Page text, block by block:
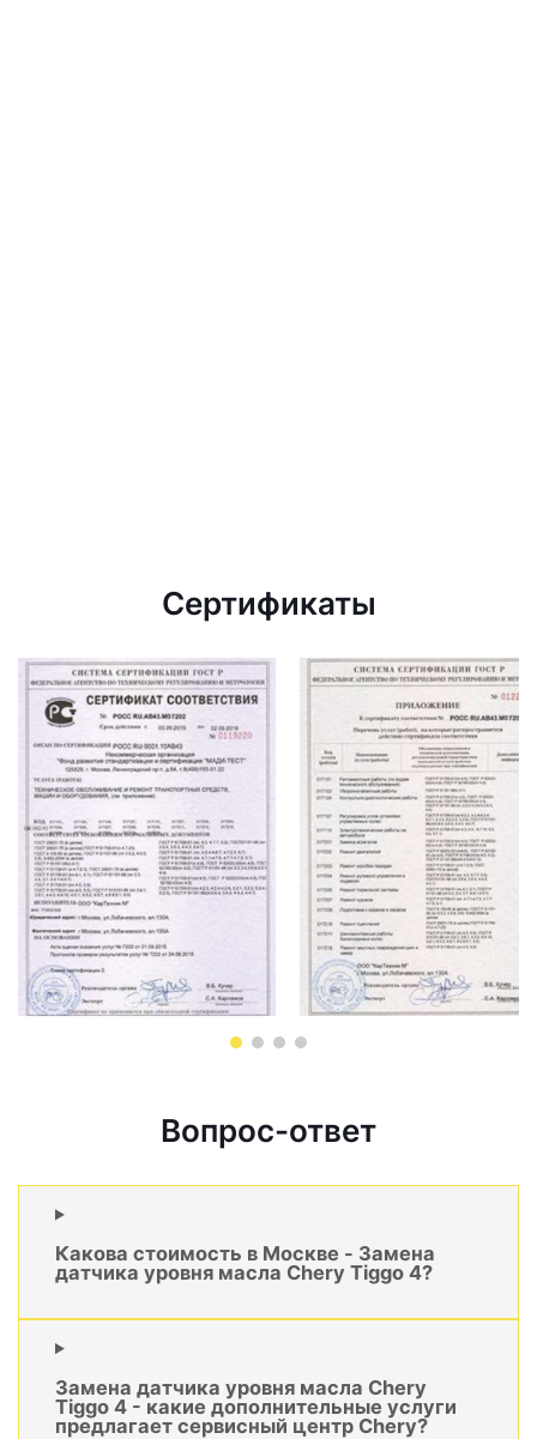
Сертификаты
Вопрос-ответ
Какова стоимость в Москве - Замена
датчика уровня масла Chery Tiggo 4?
Замена датчика уровня масла Chery
Tiggo 4 - какие дополнительные услуги
предлагает сервисный центр Chery?